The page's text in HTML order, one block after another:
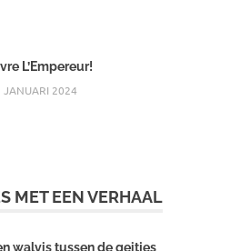
L’Empereur!
JANUARI 2024
MET EEN VERHAAL
walvis tussen de geitjes